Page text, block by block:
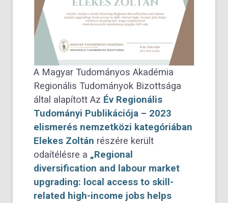
A Magyar Tudományos Akadémia
Regionális Tudományok Bizottsága
által alapított Az Év Regionális
Tudományi Publikációja – 2023
elismerés nemzetközi kategóriában
Elekes Zoltán részére került
odaítélésre a „Regional
diversification and labour market
upgrading: local access to skill-
related high-income jobs helps